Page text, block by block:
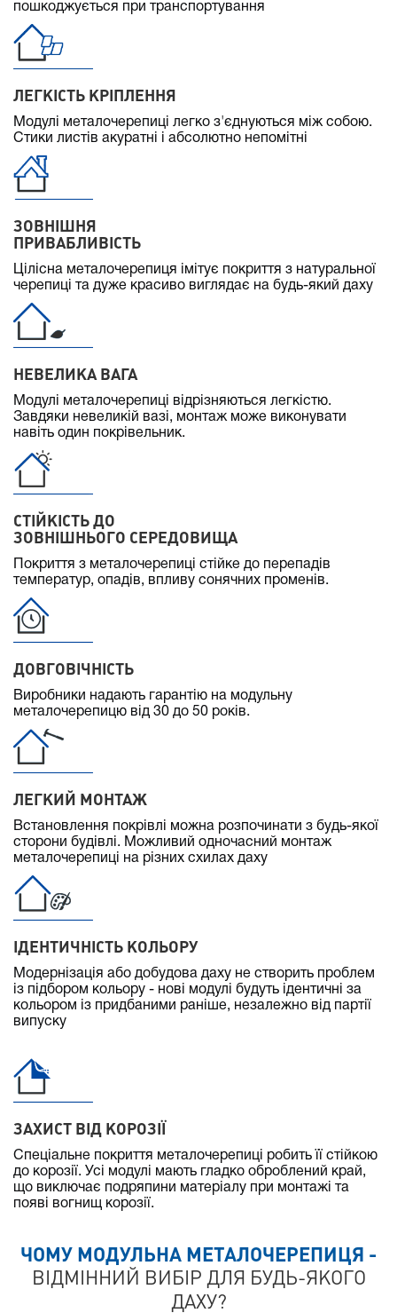
пошкоджується при транспортування
ЛЕГКІСТЬ КРІПЛЕННЯ
Модулі металочерепиці легко з'єднуються між собою.
Стики листів акуратні і абсолютно непомітні
ЗОВНІШНЯ
ПРИВАБЛИВІСТЬ
Цілісна металочерепиця імітує покриття з натуральної
черепиці та дуже красиво виглядає на будь-який даху
НЕВЕЛИКА ВАГА
Модулі металочерепиці відрізняються легкістю.
Завдяки невеликій вазі, монтаж може виконувати
навіть один покрівельник.
СТІЙКІСТЬ ДО
ЗОВНІШНЬОГО СЕРЕДОВИЩА
Покриття з металочерепиці стійке до перепадів
температур, опадів, впливу сонячних променів.
ДОВГОВІЧНІСТЬ
Виробники надають гарантію на модульну
металочерепицю від 30 до 50 років.
ЛЕГКИЙ МОНТАЖ
Встановлення покрівлі можна розпочинати з будь-якої
сторони будівлі. Можливий одночасний монтаж
металочерепиці на різних схилах даху
ІДЕНТИЧНІСТЬ КОЛЬОРУ
Модернізація або добудова даху не створить проблем
із підбором кольору - нові модулі будуть ідентичні за
кольором із придбаними раніше, незалежно від партії
випуску
ЗАХИСТ ВІД КОРОЗІЇ
Спеціальне покриття металочерепиці робить її стійкою
до корозії. Усі модулі мають гладко оброблений край,
що виключає подряпини матеріалу при монтажі та
появі вогнищ корозії.
ЧОМУ МОДУЛЬНА МЕТАЛОЧЕРЕПИЦЯ -
ВІДМІННИЙ ВИБІР ДЛЯ БУДЬ-ЯКОГО
ДАХУ?